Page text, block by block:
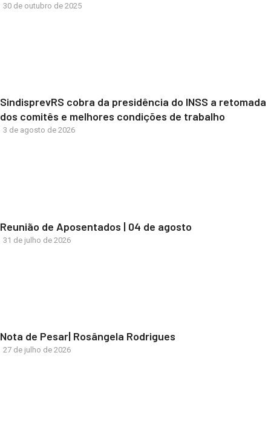
30 de outubro de 2025
SindisprevRS cobra da presidência do INSS a retomada
dos comitês e melhores condições de trabalho
3 de agosto de 2026
Reunião de Aposentados | 04 de agosto
31 de julho de 2026
Nota de Pesar| Rosângela Rodrigues
27 de julho de 2026